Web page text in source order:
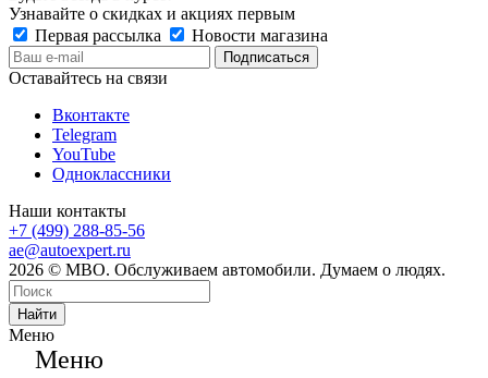
Узнавайте о скидках и акциях первым
Первая рассылка
Новости магазина
Оставайтесь на связи
Вконтакте
Telegram
YouTube
Одноклассники
Наши контакты
+7 (499) 288-85-56
ae@autoexpert.ru
2026 © МВО. Обслуживаем автомобили. Думаем о людях.
Найти
Меню
Меню